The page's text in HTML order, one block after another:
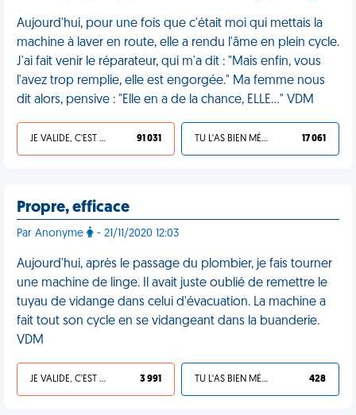
Aujourd'hui, pour une fois que c'était moi qui mettais la
machine à laver en route, elle a rendu l'âme en plein cycle.
J'ai fait venir le réparateur, qui m'a dit : "Mais enfin, vous
l'avez trop remplie, elle est engorgée." Ma femme nous
dit alors, pensive : "Elle en a de la chance, ELLE..." VDM
JE VALIDE, C'EST UNE VDM 91 031 TU L'AS BIEN MÉRITÉ 17 061
Propre, efficace
Par Anonyme - 21/11/2020 12:03
Aujourd'hui, après le passage du plombier, je fais tourner
une machine de linge. Il avait juste oublié de remettre le
tuyau de vidange dans celui d'évacuation. La machine a
fait tout son cycle en se vidangeant dans la buanderie.
VDM
JE VALIDE, C'EST UNE VDM 3 991 TU L'AS BIEN MÉRITÉ 428